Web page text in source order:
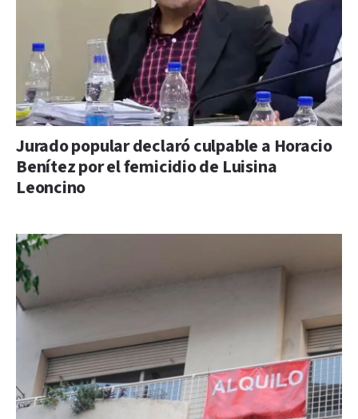
Jurado popular declaró culpable a Horacio
Benítez por el femicidio de Luisina
Leoncino